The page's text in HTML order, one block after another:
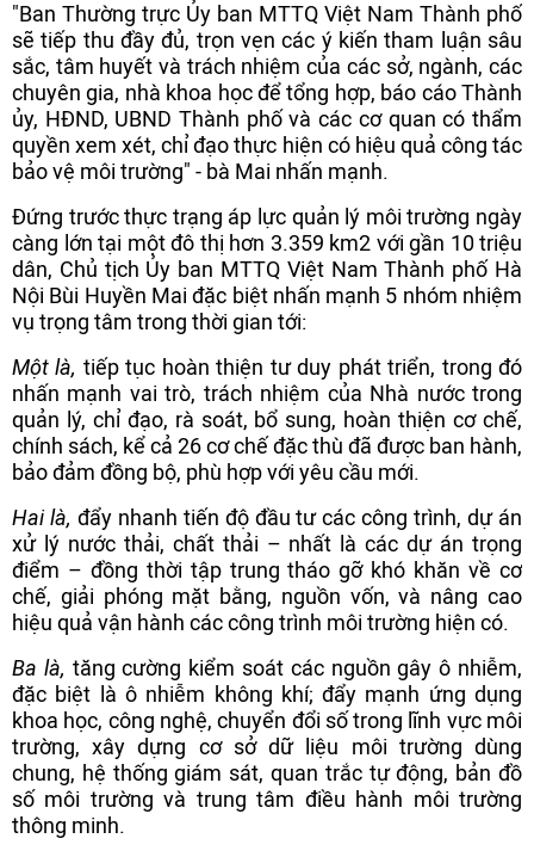
"Ban Thường trực Ủy ban MTTQ Việt Nam Thành phố
sẽ tiếp thu đầy đủ, trọn vẹn các ý kiến tham luận sâu
sắc, tâm huyết và trách nhiệm của các sở, ngành, các
chuyên gia, nhà khoa học để tổng hợp, báo cáo Thành
ủy, HĐND, UBND Thành phố và các cơ quan có thẩm
quyền xem xét, chỉ đạo thực hiện có hiệu quả công tác
bảo vệ môi trường" - bà Mai nhấn mạnh.
Đứng trước thực trạng áp lực quản lý môi trường ngày
càng lớn tại một đô thị hơn 3.359 km2 với gần 10 triệu
dân, Chủ tịch Ủy ban MTTQ Việt Nam Thành phố Hà
Nội Bùi Huyền Mai đặc biệt nhấn mạnh 5 nhóm nhiệm
vụ trọng tâm trong thời gian tới:
Một là, tiếp tục hoàn thiện tư duy phát triển, trong đó
nhấn mạnh vai trò, trách nhiệm của Nhà nước trong
quản lý, chỉ đạo, rà soát, bổ sung, hoàn thiện cơ chế,
chính sách, kể cả 26 cơ chế đặc thù đã được ban hành,
bảo đảm đồng bộ, phù hợp với yêu cầu mới.
Hai là, đẩy nhanh tiến độ đầu tư các công trình, dự án
xử lý nước thải, chất thải – nhất là các dự án trọng
điểm – đồng thời tập trung tháo gỡ khó khăn về cơ
chế, giải phóng mặt bằng, nguồn vốn, và nâng cao
hiệu quả vận hành các công trình môi trường hiện có.
Ba là, tăng cường kiểm soát các nguồn gây ô nhiễm,
đặc biệt là ô nhiễm không khí; đẩy mạnh ứng dụng
khoa học, công nghệ, chuyển đổi số trong lĩnh vực môi
trường, xây dựng cơ sở dữ liệu môi trường dùng
chung, hệ thống giám sát, quan trắc tự động, bản đồ
số môi trường và trung tâm điều hành môi trường
thông minh.